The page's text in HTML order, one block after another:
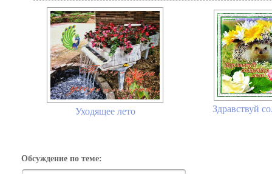
Уходящее лето Здравствуй
Обсуждение по теме: